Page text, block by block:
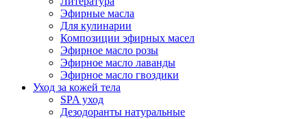
Эфирные масла
Для кулинарии
Композиции эфирных масел
Эфирное масло розы
Эфирное масло лаванды
Эфирное масло гвоздики
Уход за кожей тела
SPA уход
Дезодоранты натуральные